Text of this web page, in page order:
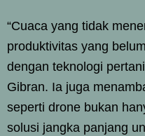
“Cuaca yang tidak
produktivitas yang
dengan teknologi
Gibran. Ia juga
seperti drone bukan
solusi jangka panjang